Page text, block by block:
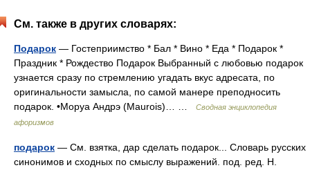
См. также в других словарях:
Подарок — Гостеприимство * Бал * Вино * Еда * Подарок *
Праздник * Рождество Подарок Выбранный с любовью подарок
узнается сразу по стремлению угадать вкус адресата, по
оригинальности замысла, по самой манере преподносить
подарок. •Моруа Андрэ (Maurois)… …
Сводная энциклопедия
афоризмов
подарок — См. взятка, дар сделать подарок... Словарь русских
синонимов и сходных по смыслу выражений. под. ред. Н.